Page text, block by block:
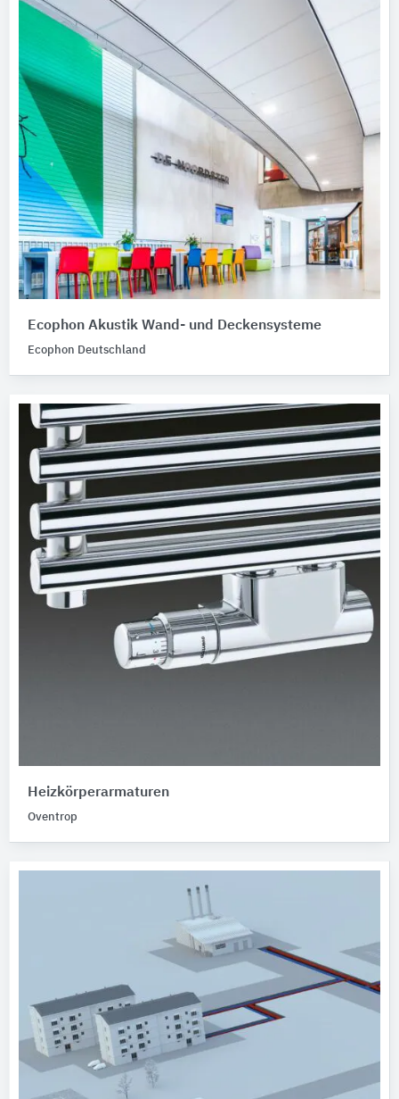
Ecophon Akustik Wand- und Deckensysteme
Ecophon Deutschland
Heizkörperarmaturen
Oventrop